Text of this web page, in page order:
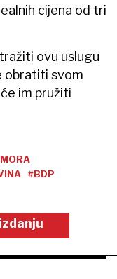
cijena od tri
ovu uslugu
obratiti svom
im pružiti
#BDP